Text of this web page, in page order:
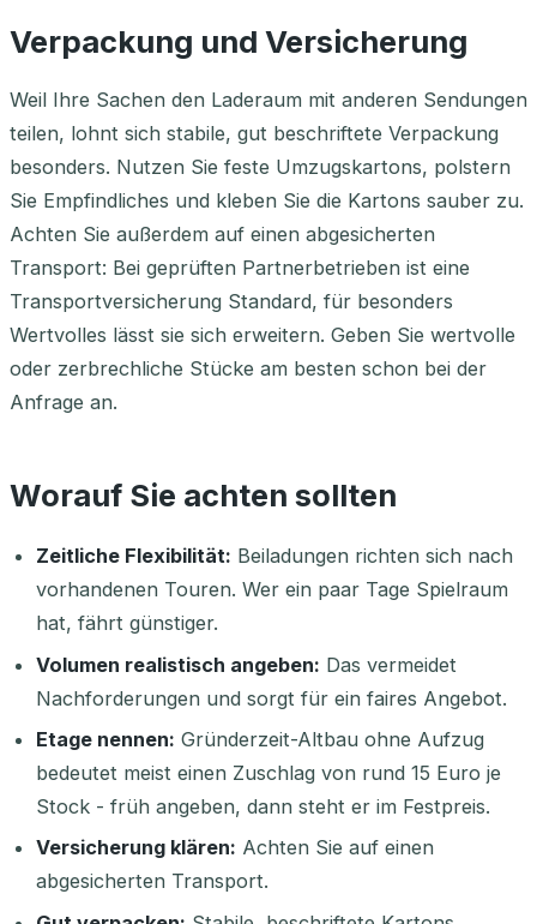
Verpackung und Versicherung
Weil Ihre Sachen den Laderaum mit anderen Sendungen
teilen, lohnt sich stabile, gut beschriftete Verpackung
besonders. Nutzen Sie feste Umzugskartons, polstern
Sie Empfindliches und kleben Sie die Kartons sauber zu.
Achten Sie außerdem auf einen abgesicherten
Transport: Bei geprüften Partnerbetrieben ist eine
Transportversicherung Standard, für besonders
Wertvolles lässt sie sich erweitern. Geben Sie wertvolle
oder zerbrechliche Stücke am besten schon bei der
Anfrage an.
Worauf Sie achten sollten
Zeitliche Flexibilität: Beiladungen richten sich nach
vorhandenen Touren. Wer ein paar Tage Spielraum
hat, fährt günstiger.
Volumen realistisch angeben: Das vermeidet
Nachforderungen und sorgt für ein faires Angebot.
Etage nennen: Gründerzeit-Altbau ohne Aufzug
bedeutet meist einen Zuschlag von rund 15 Euro je
Stock - früh angeben, dann steht er im Festpreis.
Versicherung klären: Achten Sie auf einen
abgesicherten Transport.